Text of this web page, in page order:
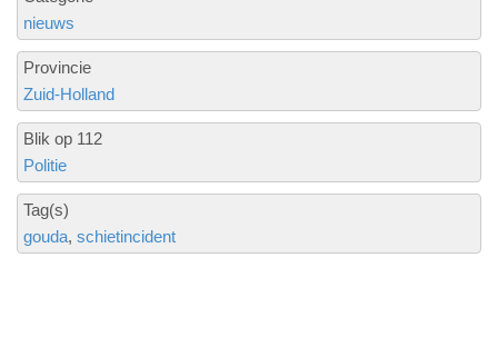
nieuws
Provincie
Zuid-Holland
Blik op 112
Politie
Tag(s)
gouda schietincident